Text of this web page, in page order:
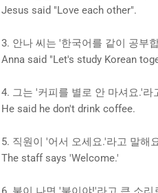
Jesus said "Love each other".
3. 안나 씨는 '한국어를 같이 공부
Anna said "Let's study Korean
4. 그는 '커피를 별로 안 마셔요.'라
He said he don't drink coffee.
5. 직원이 '어서 오세요.'라고 말해
The staff says 'Welcome.'